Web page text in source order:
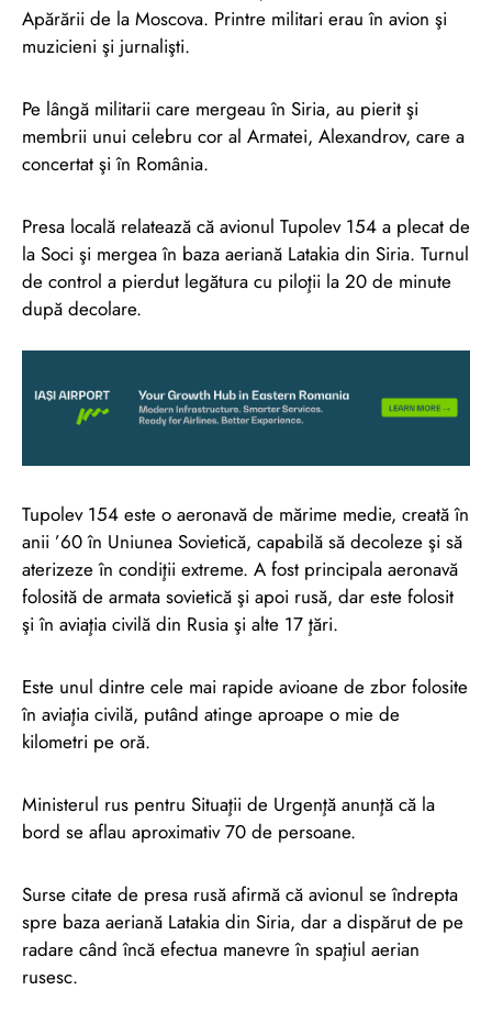
Apărării de la Moscova. Printre militari erau în avion şi
muzicieni şi jurnalişti.
Pe lângă militarii care mergeau în Siria, au pierit şi
membrii unui celebru cor al Armatei, Alexandrov, care a
concertat şi în România.
Presa locală relatează că avionul Tupolev 154 a plecat de
la Soci şi mergea în baza aeriană Latakia din Siria. Turnul
de control a pierdut legătura cu piloţii la 20 de minute
după decolare.
Tupolev 154 este o aeronavă de mărime medie, creată în
anii ’60 în Uniunea Sovietică, capabilă să decoleze şi să
aterizeze în condiţii extreme. A fost principala aeronavă
folosită de armata sovietică şi apoi rusă, dar este folosit
şi în aviaţia civilă din Rusia şi alte 17 ţări.
Este unul dintre cele mai rapide avioane de zbor folosite
în aviaţia civilă, putând atinge aproape o mie de
kilometri pe oră.
Ministerul rus pentru Situaţii de Urgenţă anunţă că la
bord se aflau aproximativ 70 de persoane.
Surse citate de presa rusă afirmă că avionul se îndrepta
spre baza aeriană Latakia din Siria, dar a dispărut de pe
radare când încă efectua manevre în spaţiul aerian
rusesc.